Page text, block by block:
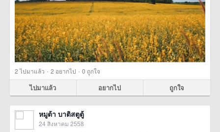
2ไปมาแล้ว · 2 อยากไป · 0 ถูกใจ
ไปมาแล้ว อยากไป ถูกใจ
หมูต้า บาติสตูตู้
24 สิงหาคม 2558